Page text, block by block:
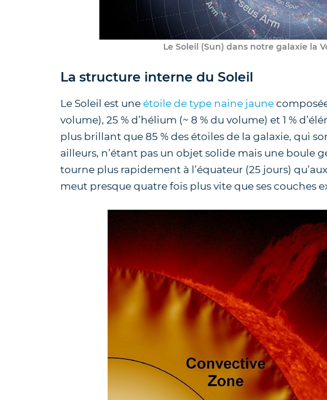
Le Soleil (Sun) dans notre galaxie la
La structure interne du Soleil
Le Soleil est une étoile de type naine jaune
volume), 25 % d’hélium (~ 8 % du volume) et 1 %
plus brillant que 85 % des étoiles de la galaxie, qui
ailleurs, n’étant pas un objet solide mais une boule
tourne plus rapidement à l’équateur (25 jours)
meut presque quatre fois plus vite que ses couches